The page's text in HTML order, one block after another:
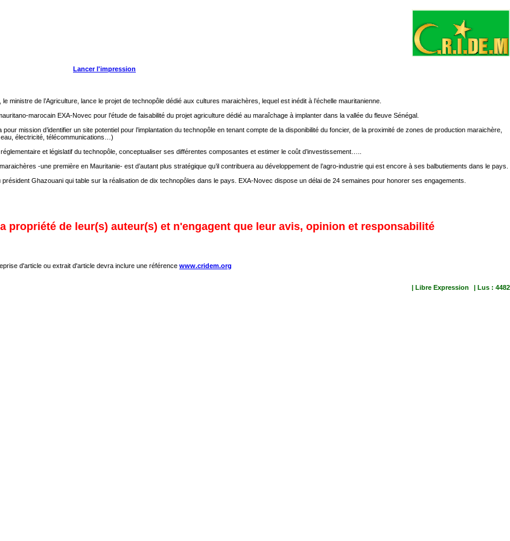
Lancer l'impression
ministre de l’Agriculture, lance le projet de technopôle dédié aux cultures maraichères, lequel est inédit à l’échelle mauritanienne.
marocain EXA-Novec pour l’étude de faisabilité du projet agriculture dédié au maraîchage à implanter dans la vallée du fleuve Sénégal.
mission d’identifier un site potentiel pour l’implantation du technopôle en tenant compte de la disponibilité du foncier, de la proximité de zones de production maraichère,
électricité, télécommunications…)
et législatif du technopôle, conceptualiser ses différentes composantes et estimer le coût d’investissement…..
-une première en Mauritanie- est d’autant plus stratégique qu’il contribuera au développement de l’agro-industrie qui est encore à ses balbutiements dans le pays.
président Ghazouani qui table sur la réalisation de dix technopôles dans le pays. EXA-Novec dispose un délai de 24 semaines pour honorer ses engagements.
propriété de leur(s) auteur(s) et n'engagent que leur avis, opinion et responsabilité
d'article ou extrait d'article devra inclure une référence www.cridem.org
| Libre Expression
| Lus : 4482